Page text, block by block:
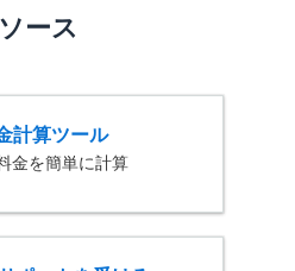
ース
計算ツール
金を簡単に計算